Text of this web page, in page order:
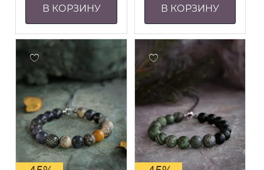
В КОРЗИНУ В КОРЗИНУ